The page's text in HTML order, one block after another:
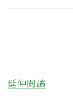
延伸閱讀